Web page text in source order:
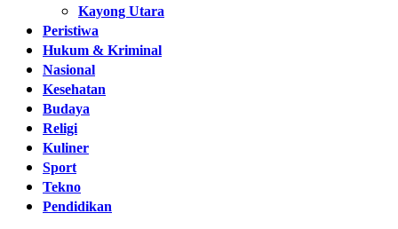
Kayong Utara
Peristiwa
Hukum & Kriminal
Nasional
Kesehatan
Budaya
Religi
Kuliner
Sport
Tekno
Pendidikan